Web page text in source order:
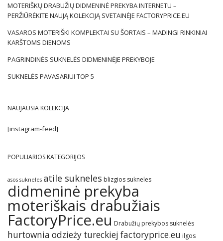
MOTERIŠKŲ DRABUŽIŲ DIDMENINĖ PREKYBA INTERNETU –
PERŽIŪRĖKITE NAUJĄ KOLEKCIJĄ SVETAINĖJE FACTORYPRICE.EU
VASAROS MOTERIŠKI KOMPLEKTAI SU ŠORTAIS – MADINGI RINKINIAI
KARŠTOMS DIENOMS
PAGRINDINĖS SUKNELĖS DIDMENINĖJE PREKYBOJE
SUKNELĖS PAVASARIUI TOP 5
NAUJAUSIA KOLEKCIJA
[instagram-feed]
POPULIARIOS KATEGORIJOS
asos sukneles atile sukneles blizgios sukneles
didmeninė prekyba
moteriškais drabužiais
FactoryPrice.eu Drabužių prekybos suknelės
hurtownia odzieży tureckiej factoryprice.eu ilgos